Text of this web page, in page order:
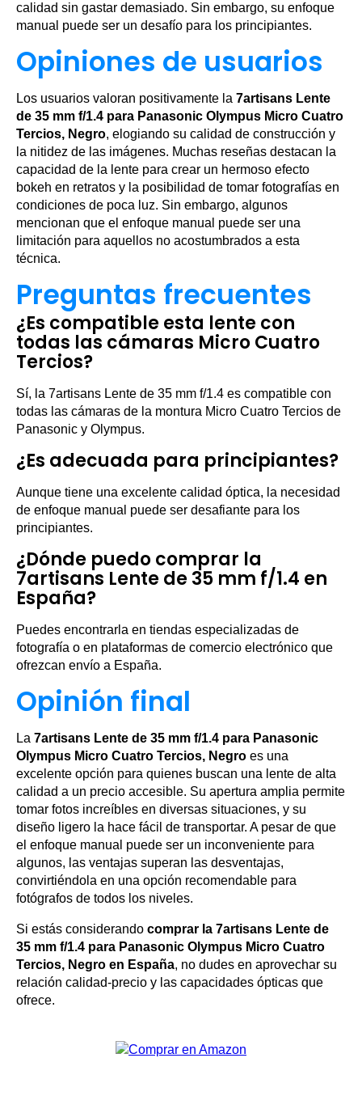
calidad sin gastar demasiado. Sin embargo, su enfoque
manual puede ser un desafío para los principiantes.
Opiniones de usuarios
Los usuarios valoran positivamente la 7artisans Lente
de 35 mm f/1.4 para Panasonic Olympus Micro Cuatro
Tercios, Negro, elogiando su calidad de construcción y
la nitidez de las imágenes. Muchas reseñas destacan la
capacidad de la lente para crear un hermoso efecto
bokeh en retratos y la posibilidad de tomar fotografías en
condiciones de poca luz. Sin embargo, algunos
mencionan que el enfoque manual puede ser una
limitación para aquellos no acostumbrados a esta
técnica.
Preguntas frecuentes
¿Es compatible esta lente con
todas las cámaras Micro Cuatro
Tercios?
Sí, la 7artisans Lente de 35 mm f/1.4 es compatible con
todas las cámaras de la montura Micro Cuatro Tercios de
Panasonic y Olympus.
¿Es adecuada para principiantes?
Aunque tiene una excelente calidad óptica, la necesidad
de enfoque manual puede ser desafiante para los
principiantes.
¿Dónde puedo comprar la
7artisans Lente de 35 mm f/1.4 en
España?
Puedes encontrarla en tiendas especializadas de
fotografía o en plataformas de comercio electrónico que
ofrezcan envío a España.
Opinión final
La 7artisans Lente de 35 mm f/1.4 para Panasonic
Olympus Micro Cuatro Tercios, Negro es una
excelente opción para quienes buscan una lente de alta
calidad a un precio accesible. Su apertura amplia permite
tomar fotos increíbles en diversas situaciones, y su
diseño ligero la hace fácil de transportar. A pesar de que
el enfoque manual puede ser un inconveniente para
algunos, las ventajas superan las desventajas,
convirtiéndola en una opción recomendable para
fotógrafos de todos los niveles.
Si estás considerando comprar la 7artisans Lente de
35 mm f/1.4 para Panasonic Olympus Micro Cuatro
Tercios, Negro en España, no dudes en aprovechar su
relación calidad-precio y las capacidades ópticas que
ofrece.